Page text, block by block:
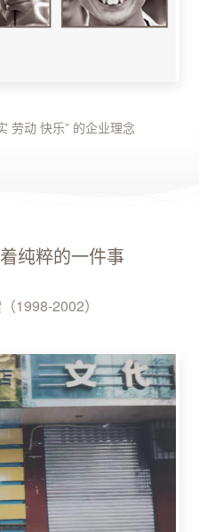
劳动 快乐” 的企业理念
纯粹的一件事
1998-2002）